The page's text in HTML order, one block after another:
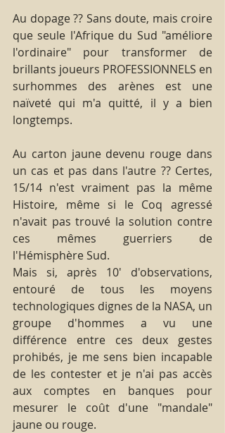
Au dopage ?? Sans doute, mais croire
que seule l'Afrique du Sud "améliore
l'ordinaire" pour transformer de
brillants joueurs PROFESSIONNELS en
surhommes des arènes est une
naïveté qui m'a quitté, il y a bien
longtemps.
Au carton jaune devenu rouge dans
un cas et pas dans l'autre ?? Certes,
15/14 n'est vraiment pas la même
Histoire, même si le Coq agressé
n'avait pas trouvé la solution contre
ces mêmes guerriers de
l'Hémisphère Sud.
Mais si, après 10' d'observations,
entouré de tous les moyens
technologiques dignes de la NASA, un
groupe d'hommes a vu une
différence entre ces deux gestes
prohibés, je me sens bien incapable
de les contester et je n'ai pas accès
aux comptes en banques pour
mesurer le coût d'une "mandale"
jaune ou rouge.